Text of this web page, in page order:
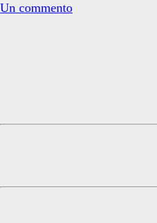
Un commento
Sidebar